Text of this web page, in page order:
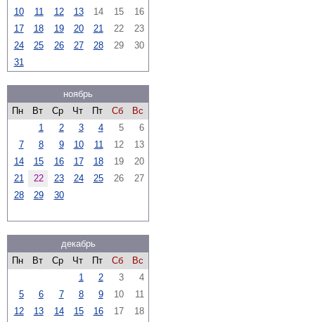
10
11 12 13 14 15
16
17
18 19 20 21 22
23
24
25 26 27 28 29
30
31
ноябрь
Пн
Вт Ср Чт Пт Сб
Вс
1
2 3 4 5
6
7
8 9 10 11 12
13
14
15 16 17 18 19
20
21
22 23 24 25 26
27
28
29 30
декабрь
Пн
Вт Ср Чт Пт Сб
Вс
1
2 3
4
5
6 7 8 9 10
11
12
13 14 15 16 17
18